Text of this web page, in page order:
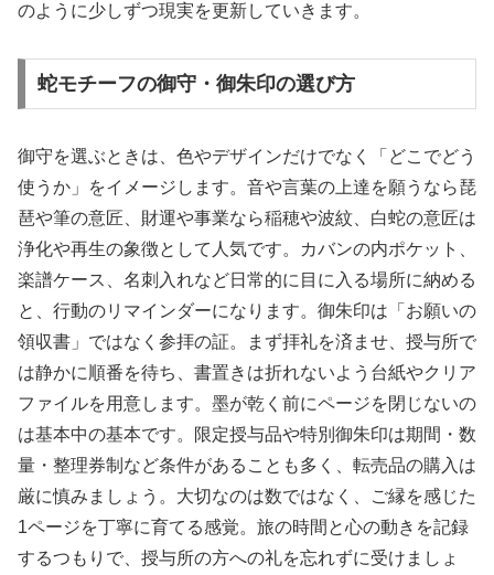
のように少しずつ現実を更新していきます。
蛇モチーフの御守・御朱印の選び方
御守を選ぶときは、色やデザインだけでなく「どこでどう
使うか」をイメージします。音や言葉の上達を願うなら琵
琶や筆の意匠、財運や事業なら稲穂や波紋、白蛇の意匠は
浄化や再生の象徴として人気です。カバンの内ポケット、
楽譜ケース、名刺入れなど日常的に目に入る場所に納める
と、行動のリマインダーになります。御朱印は「お願いの
領収書」ではなく参拝の証。まず拝礼を済ませ、授与所で
は静かに順番を待ち、書置きは折れないよう台紙やクリア
ファイルを用意します。墨が乾く前にページを閉じないの
は基本中の基本です。限定授与品や特別御朱印は期間・数
量・整理券制など条件があることも多く、転売品の購入は
厳に慎みましょう。大切なのは数ではなく、ご縁を感じた
1ページを丁寧に育てる感覚。旅の時間と心の動きを記録
するつもりで、授与所の方への礼を忘れずに受けましょ